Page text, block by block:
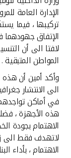
تركيا
مصر
المملكة
مملكة
الإدارة العامة
تركيبها ، فيما
الإتفاق جهودهما
لافتا الى أن
المواطن المتبقية .
وأكد أمين أن
الى الانتشار
في أماكن
هذه الأجهزة ،
الاهتمام بجودة
لاتهدف فقط الى
الاهتمام ، بأداء